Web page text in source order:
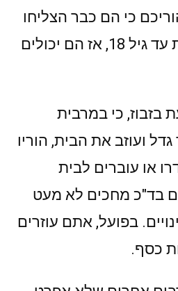
כי הם כבר הצליחו
לתמוך בכם כלכלית עד גיל 18, אז הם יכולים
בזבוז, כי במרבית
ועוזב את הבית, הוריו
או עוברים לבית
בד"כ מחכים לא מעט
בפועל, אתם עוזרים
כסף.